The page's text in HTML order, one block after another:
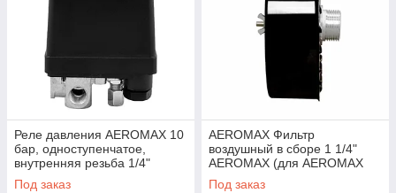
Реле давления AEROMAX 10
бар, одноступенчатое,
внутренняя резьба 1/4"
Под заказ
AEROMAX Фильтр
воздушный в сборе 1 1/4"
AEROMAX (для AEROMAX
1050/300)
Под заказ